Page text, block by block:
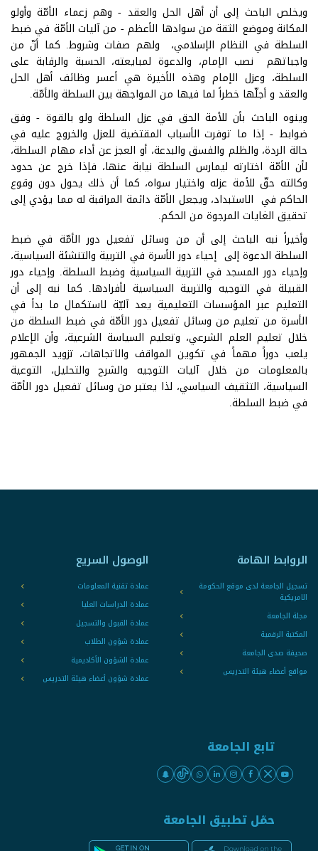
ويخلص الباحث إلى أن أهل الحل والعقد - وهم زعماء الأمّة وأولو
المكانة وموضع الثقة من سوادها الأعظم - من آليات الأمّة في ضبط
السلطة في النظام الإسلامي، ولهم صفات وشروط. كما أنّ من
واجباتهم نصب الإمام، والدعوة لمبايعته، الحسبة والرقابة على
السلطة، وعزل الإمام وهذه الأخيرة هي أعسر وظائف أهل الحل
والعقد و أجلّها خطراً لما فيها من المواجهة بين السلطة والأمّة.
وينوه الباحث بأن للأمة الحق في عزل السلطة ولو بالقوة - وفق
ضوابط - إذا ما توفرت الأسباب المقتضية للعزل والخروج عليه في
حالة الردة، والظلم والفسق والبدعة، أو العجز عن أداء مهام السلطة،
لأن الأمّة اختارته ليمارس السلطة نيابة عنها، فإذا خرج عن حدود
وكالته حقّ للأمة عزله واختيار سواه، كما أن ذلك يحول دون وقوع
الحاكم في الاستبداد، ويجعل الأمّة دائمة المراقبة له مما يؤدي إلى
تحقيق الغايات المرجوة من الحكم.
وأخيراً نبه الباحث إلى أن من وسائل تفعيل دور الأمّة في ضبط
السلطة الدعوة إلى إحياء دور الأسرة في التربية والتنشئة السياسية،
وإحياء دور المسجد في التربية السياسية وضبط السلطة. وإحياء دور
القبيلة في التوجيه والتربية السياسية لأفرادها. كما نبه إلى أن
التعليم عبر المؤسسات التعليمية يعد آليّة لاستكمال ما بدأ في
الأسرة من تعليم من وسائل تفعيل دور الأمّة في ضبط السلطة من
خلال تعليم العلم الشرعي، وتعليم السياسة الشرعية، وأن الإعلام
يلعب دوراً مهماً في تكوين المواقف والاتجاهات، تزويد الجمهور
بالمعلومات من خلال آليات التوجيه والشرح والتحليل، التوعية
السياسية، التثقيف السياسي، لذا يعتبر من وسائل تفعيل دور الأمّة
في ضبط السلطة.
الروابط الهامة
تسجيل الجامعة لدى موقع الحكومة
الامريكية
مجلة الجامعة
المكتبة الرقمية
صحيفة صدى الجامعة
مواقع أعضاء هيئة التدريس
الوصول السريع
عمادة تقنية المعلومات
عمادة الدراسات العليا
عمادة القبول والتسجيل
عمادة شؤون الطلاب
عمادة الشؤون الأكاديمية
عمادة شؤون أعضاء هيئة التدريس
تابع الجامعة
حمّل تطبيق الجامعة